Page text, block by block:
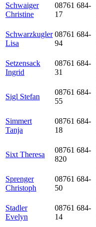
Schwaiger
Christine
08761 684-
17
Schwarzkugler
Lisa
08761 684-
94
Setzensack
Ingrid
08761 684-
31
Sigl Stefan
08761 684-
55
Simmert
Tanja
08761 684-
18
Sixt Theresa
08761 684-
820
Sprenger
Christoph
08761 684-
50
Stadler
Evelyn
08761 684-
14